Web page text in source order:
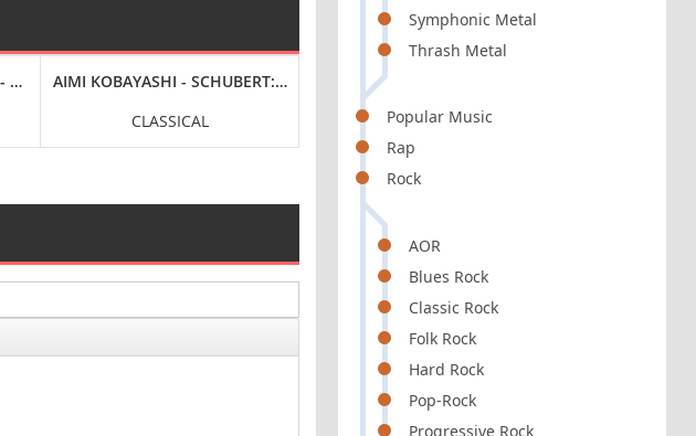
Symphonic Metal
Thrash Metal
Popular Music
Rap
Rock
AOR
Blues Rock
Classic Rock
Folk Rock
Hard Rock
Pop-Rock
Progressive Rock
THE SOUNDTRACK [24-BIT HI-RES] (2024) FLAC
AIMI KOBAYASHI - SCHUBERT: SONATA IN C MINOR, D. 958, 4 IMPROMPTUS, D. 935
CLASSICAL
THE CATCH - ABSENCE OF LIGHT (2024) FLAC
PROGRESSIVE-ROCK